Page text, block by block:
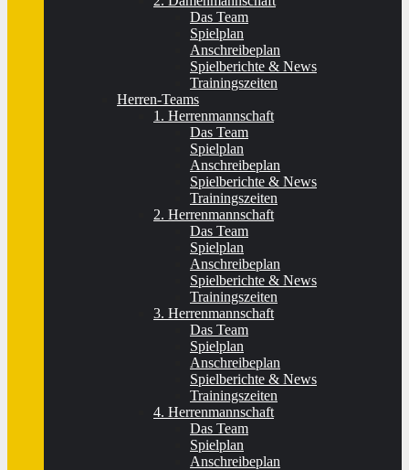
Das Team
Spielplan
Anschreibeplan
Spielberichte & News
Trainingszeiten
Herren-Teams
1. Herrenmannschaft
Das Team
Spielplan
Anschreibeplan
Spielberichte & News
Trainingszeiten
2. Herrenmannschaft
Das Team
Spielplan
Anschreibeplan
Spielberichte & News
Trainingszeiten
3. Herrenmannschaft
Das Team
Spielplan
Anschreibeplan
Spielberichte & News
Trainingszeiten
4. Herrenmannschaft
Das Team
Spielplan
Anschreibeplan